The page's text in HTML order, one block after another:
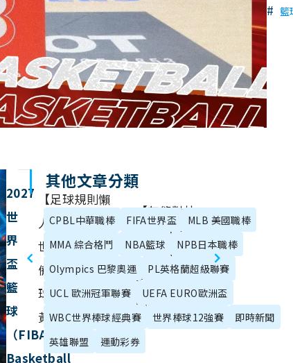
# 籃
2027
世
界
盃
籃
球
（FIBA
Basketball
【足球規則懶
人包】2026
世界盃看球必
備！越位、點
球、波膽與紅
黃牌一次搞懂
【灰熊對快
艇】NBA直播
LIVE線上
看、11/29美
國職籃轉播
其他文章分類
CPBL中華職棒 FIFA世界盃
MLB 美國職棒
MMA 綜合格鬥
NBA籃球
NPB日本職棒
Olympics 巴黎奧運
PL英格蘭超級聯賽
UCL 歐洲冠軍聯賽
UEFA EURO歐洲盃
WBC世界棒球經典賽
世界棒球12強賽
即時新聞
英雄聯盟
運動彩券